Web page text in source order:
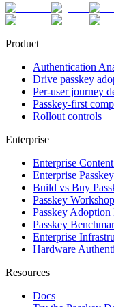
Product
Authentication
Drive passkey
Per-user journey
Passkey-first
Rollout controls
Enterprise
Enterprise
Enterprise
Build vs Buy
Passkey Workshop
Passkey Adoption
Passkey
Enterprise
Hardware
Resources
Docs